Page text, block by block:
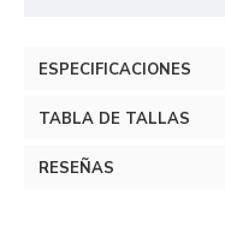
ESPECIFICACIONES
TABLA DE TALLAS
RESEÑAS